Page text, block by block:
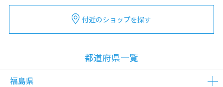
付近のショップを探す
都道府県一覧
福島県